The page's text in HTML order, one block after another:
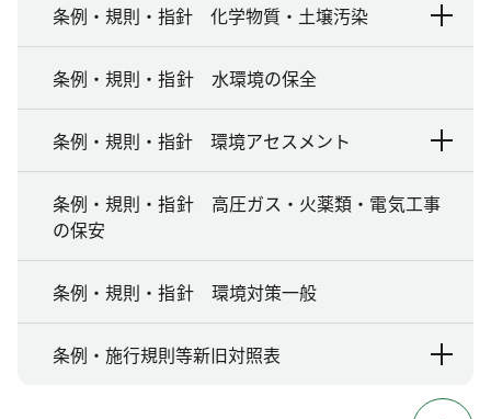
条例・規則・指針 化学物質・土壌汚染
条例・規則・指針 水環境の保全
条例・規則・指針 環境アセスメント
条例・規則・指針 高圧ガス・火薬類・電気工事
の保安
条例・規則・指針 環境対策一般
条例・施行規則等新旧対照表